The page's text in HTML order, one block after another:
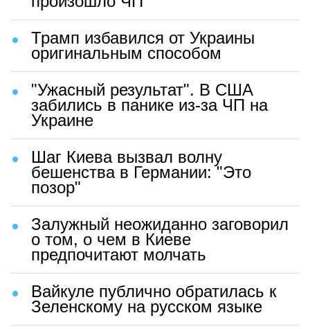
Трамп избавился от Украины
оригинальным способом
"Ужасный результат". В США
забились в панике из-за ЧП на
Украине
Шаг Киева вызвал волну
бешенства в Германии: "Это
позор"
Залужный неожиданно заговорил
о том, о чем в Киеве
предпочитают молчать
Вайкуле публично обратилась к
Зеленскому на русском языке